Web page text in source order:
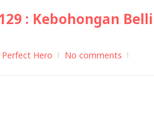
: Kebohongan
Perfect Hero No comments